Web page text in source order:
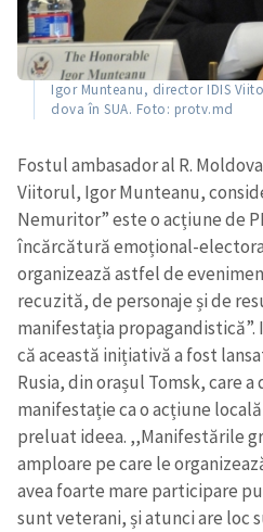
Igor Munteanu, director IDIS
dova în SUA. Foto: protv.md
Fostul ambasador al R.
Viitorul, Igor Munteanu,
Nemuritor” este o acțiune de
încărcătură emoțional-
organizează astfel de
recuzită, de personaje și de
manifestația
că această inițiativă a fost
Rusia, din orașul Tomsk, care
manifestație ca o acțiune
preluat ideea. ,,Manifestările
amploare pe care le
avea foarte mare participare
sunt veterani, și atunci are loc